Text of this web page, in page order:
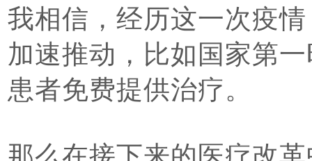
我相信，经历这一次疫
加速推动，比如国家第
患者免费提供治疗。